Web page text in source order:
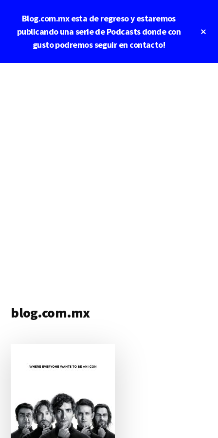
contenido
principal
Blog.com.mx esta de regreso y estaremos
publicando una serie de Podcasts donde con
gusto podremos seguir en contacto!
blog.com.mx